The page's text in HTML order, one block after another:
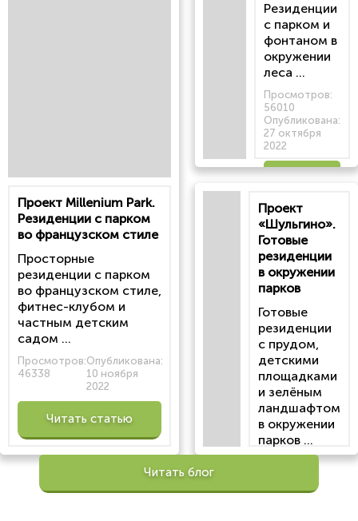
Проект Millenium Park.
Резиденции с парком
во французском стиле
Просторные
резиденции с парком
во французском стиле,
фитнес-клубом и
частным детским
садом ...
Просмотров:
46338
Опубликована:
10 ноября
2022
Читать статью
Резиденции
с парком и
фонтаном в
окружении
леса ...
Просмотров:
56010
Опубликована:
27 октября
2022
статью
Проект
«Шульгино».
Готовые
резиденции
в окружении
парков
Готовые
резиденции
с прудом,
детскими
площадками
и зелёным
ландшафтом
в окружении
парков ...
Просмотров:
Опубликована:
Читать блог